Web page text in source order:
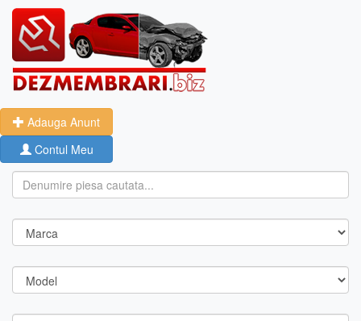
Adauga Anunt
Contul Meu